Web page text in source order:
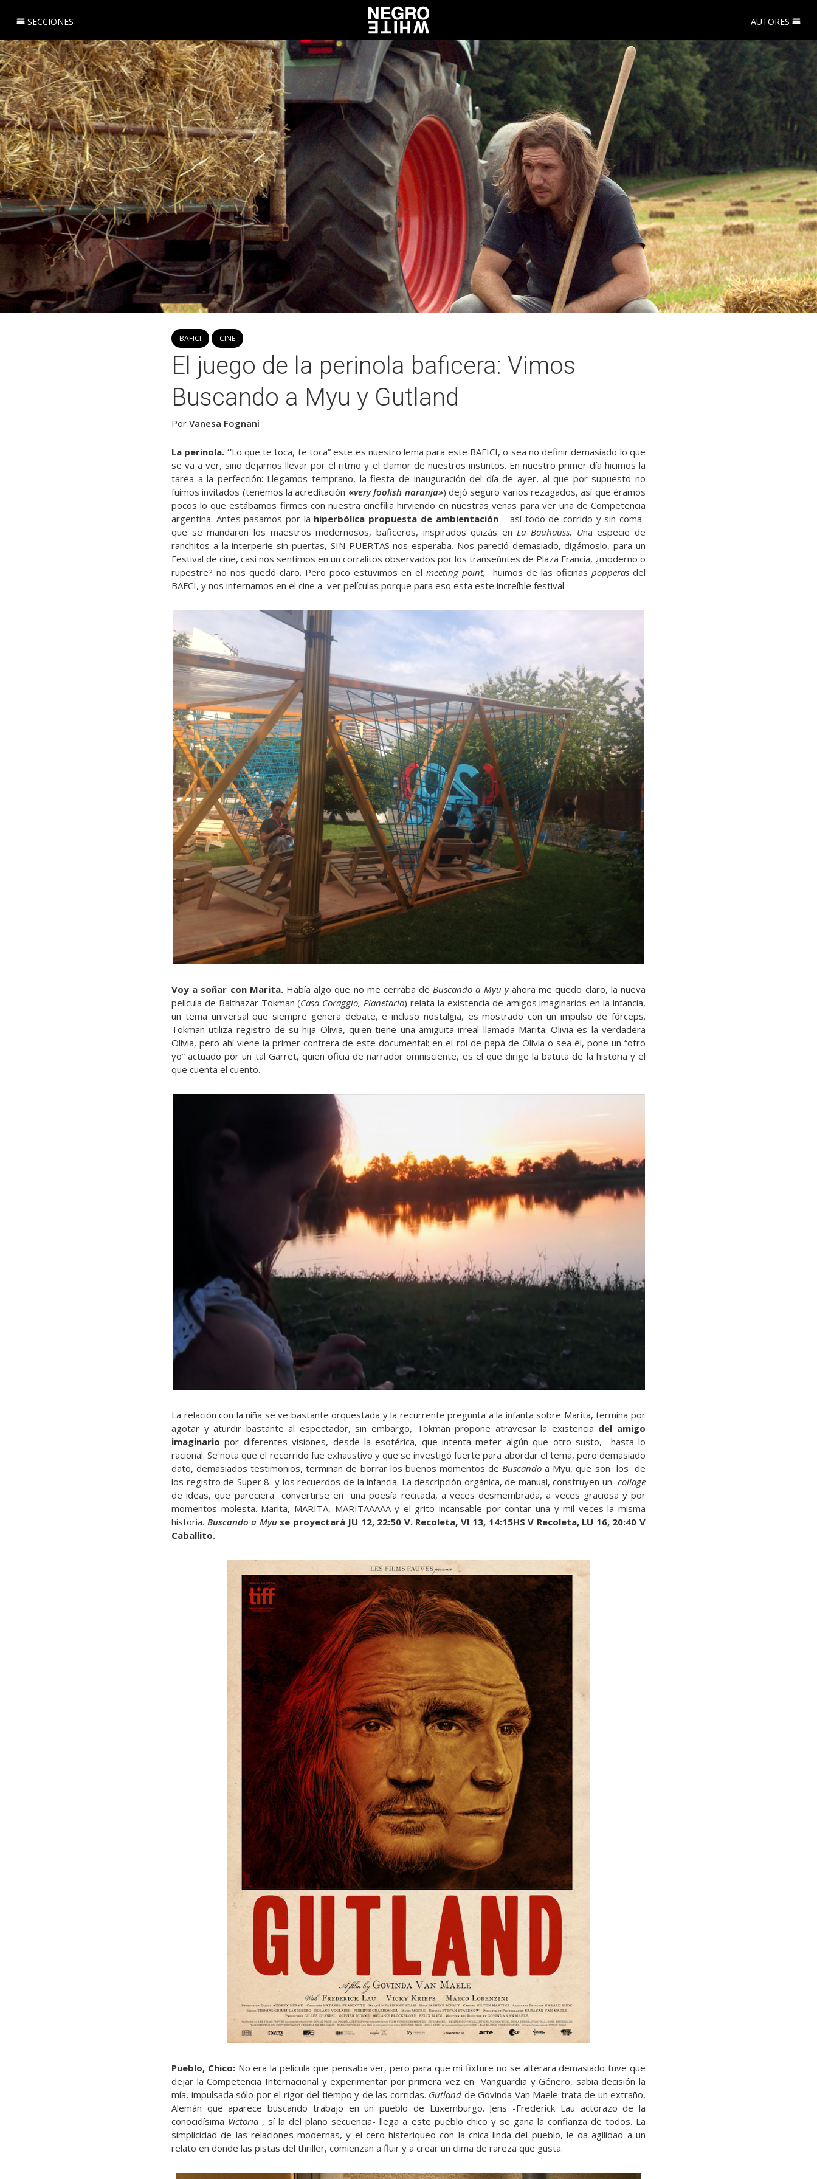
SECCIONES AUTORES
BAFICI CINE
El juego de la perinola baficera: Vimos
Buscando a Myu y Gutland
Por Vanesa Fognani
La perinola. “Lo que te toca, te toca” este es nuestro lema para este BAFICI, o sea no definir demasiado lo que
se va a ver, sino dejarnos llevar por el ritmo y el clamor de nuestros instintos. En nuestro primer día hicimos la
tarea a la perfección: Llegamos temprano, la fiesta de inauguración del día de ayer, al que por supuesto no
fuimos invitados (tenemos la acreditación «very foolish naranja») dejó seguro varios rezagados, así que éramos
pocos lo que estábamos firmes con nuestra cinefilia hirviendo en nuestras venas para ver una de Competencia
argentina. Antes pasamos por la hiperbólica propuesta de ambientación– así todo de corrido y sin coma-
que se mandaron los maestros modernosos, baficeros, inspirados quizás enLa Bauhauss. Una especie de
ranchitos a la interperie sin puertas, SIN PUERTAS nos esperaba. Nos pareció demasiado, digámoslo, para un
Festival de cine, casi nos sentimos en un corralitos observados por los transeúntes de Plaza Francia, ¿moderno o
rupestre? no nos quedó claro. Pero poco estuvimos en el meeting point, huimos de las oficinas popperas del
BAFCI, y nos internamos en el cine a ver películas porque para eso esta este increíble festival.
Voy a soñar con Marita. Había algo que no me cerraba deBuscando a Myu yahora me quedo claro, la nueva
película de Balthazar Tokman (Casa Coraggio, Planetario) relata la existencia de amigos imaginarios en la infancia,
un tema universal que siempre genera debate, e incluso nostalgia, es mostrado con un impulso de fórceps.
Tokman utiliza registro de su hija Olivia, quien tiene una amiguita irreal llamada Marita. Olivia es la verdadera
Olivia, pero ahí viene la primer contrera de este documental: en el rol de papá de Olivia o sea él, pone un “otro
yo” actuado por un tal Garret, quien oficia de narrador omnisciente, es el que dirige la batuta de la historia y el
que cuenta el cuento.
La relación con la niña se ve bastante orquestada y la recurrente pregunta a la infanta sobre Marita, termina por
agotar y aturdir bastante al espectador, sin embargo, Tokman propone atravesar la existencia del amigo
imaginario por diferentes visiones, desde la esotérica, que intenta meter algún que otro susto, hasta lo
racional. Se nota que el recorrido fue exhaustivo y que se investigó fuerte para abordar el tema, pero demasiado
dato, demasiados testimonios, terminan de borrar los buenos momentos deBuscando a Myu, que son los de
los registro de Super 8 y los recuerdos de la infancia. La descripción orgánica, de manual, construyen un collage
de ideas, que pareciera convertirse en una poesía recitada, a veces desmembrada, a veces graciosa y por
momentos molesta. Marita, MARITA, MARITAAAAA y el grito incansable por contar una y mil veces la misma
historia. Buscando a Myuse proyectará JU 12, 22:50 V. Recoleta, VI 13, 14:15HS V Recoleta, LU 16, 20:40 V
Caballito.
Pueblo, Chico:No era la película que pensaba ver, pero para que mi fixture no se alterara demasiado tuve que
dejar la Competencia Internacional y experimentar por primera vez en Vanguardia y Género, sabia decisión la
mía, impulsada sólo por el rigor del tiempo y de las corridas. Gutland de Govinda Van Maele trata de un extraño,
Alemán que aparece buscando trabajo en un pueblo de Luxemburgo. Jens -Frederick Lau actorazo de la
conocidísima Victoria , sí la del plano secuencia- llega a este pueblo chico y se gana la confianza de todos. La
simplicidad de las relaciones modernas, y el cero histeriqueo con la chica linda del pueblo, le da agilidad a un
relato en donde las pistas del thriller, comienzan a fluir y a crear un clima de rareza que gusta.